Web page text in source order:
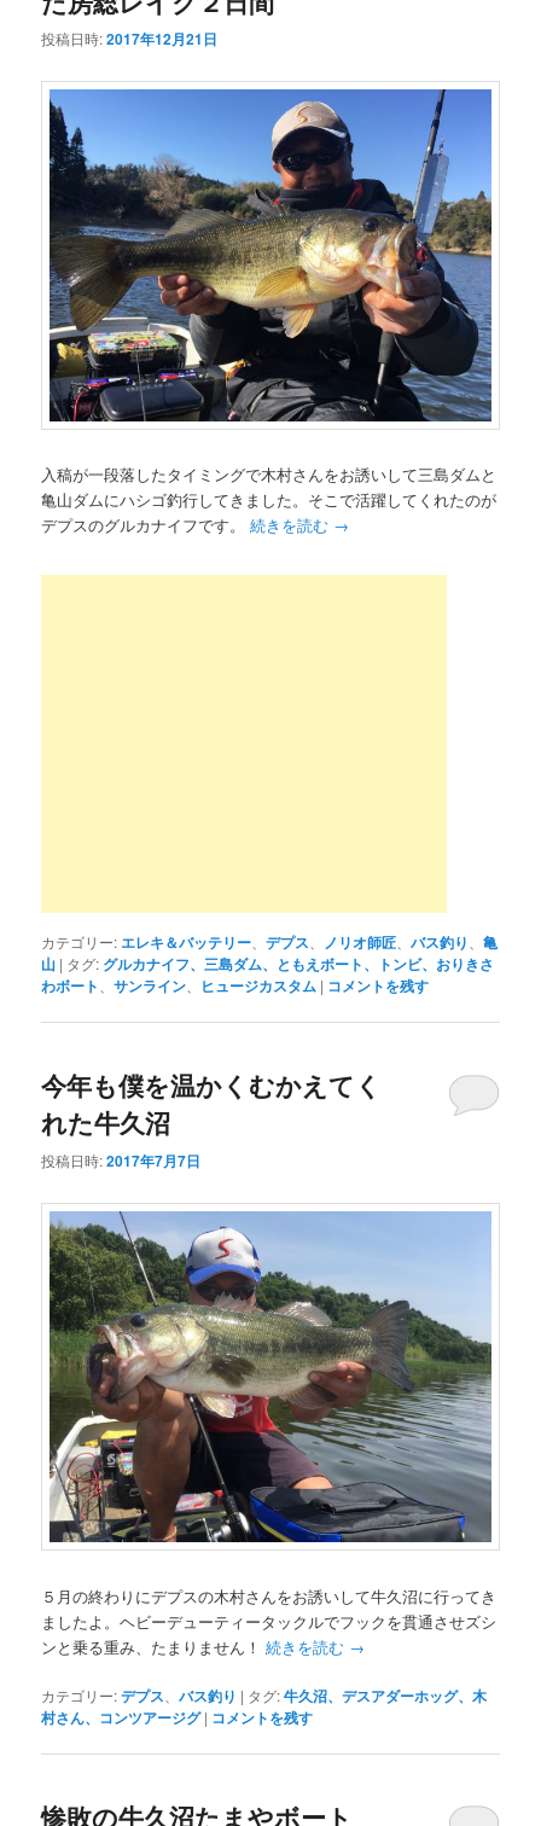
投稿日時:2017年12月21日
入稿が一段落したタイミングで木村さんをお誘いして三島ダムと
亀山ダムにハシゴ釣行してきました。そこで活躍してくれたのが
デプスのグルカナイフです。続きを読む →
カテゴリー: エレキ＆バッテリー 、デプス ノリオ師匠 、バス釣り 、亀
山 | タグ: グルカナイフ、三島ダム、ともえボート、トンビ、おりきさ
わボート
、サンライン ヒュージカスタム | コメントを残す
今年も僕を温かくむかえてく
れた牛久沼
投稿日時:2017年7月7日
５月の終わりにデプスの木村さんをお誘いして牛久沼に行ってき
ましたよ。ヘビーデューティータックルでフックを貫通させズシ
ンと乗る重み、たまりません！続きを読む →
カテゴリー:デプス 、バス釣り | タグ:牛久沼、デスアダーホッグ、木
村さん、コンツアージグ | コメントを残す
惨敗の牛久沼たまやボート